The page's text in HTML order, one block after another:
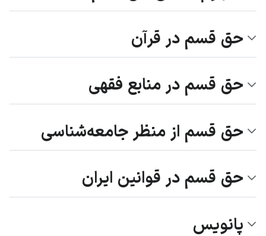
حق قسم در قرآن
حق قسم در منابع فقهی
حق قسم از منظر جامعه‌شناسی
حق قسم در قوانین ایران
پانویس